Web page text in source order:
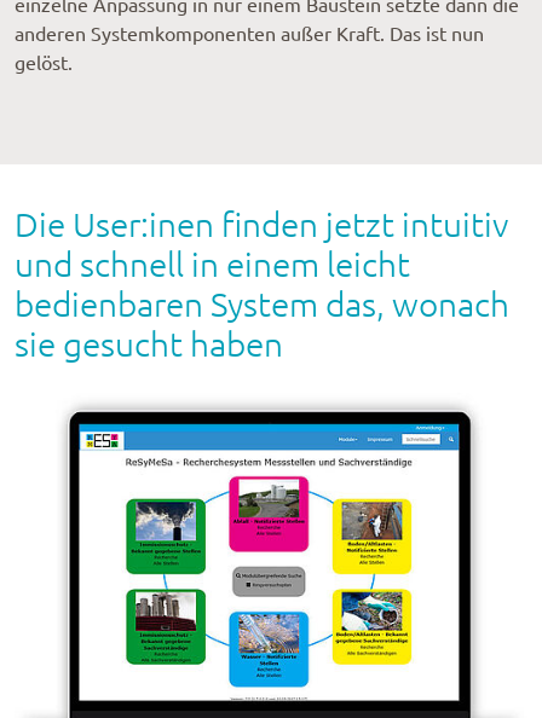
einzelne Anpassung in nur einem Baustein setzte dann die
anderen Systemkomponenten außer Kraft. Das ist nun
gelöst.
Die User:inen finden jetzt intuitiv
und schnell in einem leicht
bedienbaren System das, wonach
sie gesucht haben